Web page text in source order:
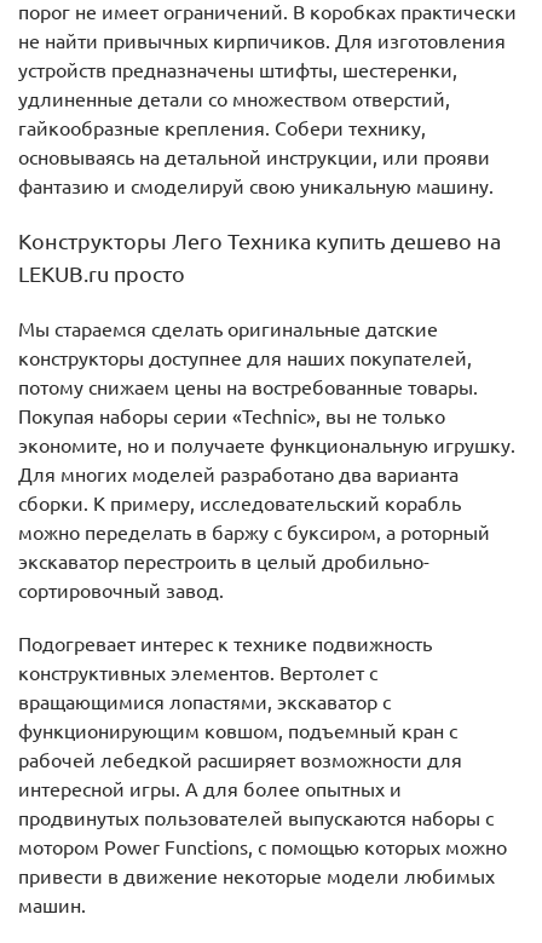
порог не имеет ограничений. В коробках практически
не найти привычных кирпичиков. Для изготовления
устройств предназначены штифты, шестеренки,
удлиненные детали со множеством отверстий,
гайкообразные крепления. Собери технику,
основываясь на детальной инструкции, или прояви
фантазию и смоделируй свою уникальную машину.
Конструкторы Лего Техника купить дешево на
LEKUB.ru просто
Мы стараемся сделать оригинальные датские
конструкторы доступнее для наших покупателей,
потому снижаем цены на востребованные товары.
Покупая наборы серии «Technic», вы не только
экономите, но и получаете функциональную игрушку.
Для многих моделей разработано два варианта
сборки. К примеру, исследовательский корабль
можно переделать в баржу с буксиром, а роторный
экскаватор перестроить в целый дробильно-
сортировочный завод.
Подогревает интерес к технике подвижность
конструктивных элементов. Вертолет с
вращающимися лопастями, экскаватор с
функционирующим ковшом, подъемный кран с
рабочей лебедкой расширяет возможности для
интересной игры. А для более опытных и
продвинутых пользователей выпускаются наборы с
мотором Power Functions, с помощью которых можно
привести в движение некоторые модели любимых
машин.